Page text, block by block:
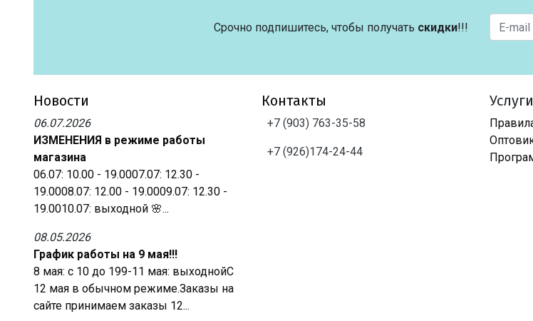
Срочно подпишитесь, чтобы получать скидки!!!
Новости
06.07.2026
ИЗМЕНЕНИЯ в режиме работы
магазина
06.07: 10.00 - 19.0007.07: 12.30 -
19.0008.07: 12.00 - 19.0009.07: 12.30 -
19.0010.07: выходной 🌸...
08.05.2026
График работы на 9 мая!!!
8 мая: с 10 до 199-11 мая: выходнойС
12 мая в обычном режиме.Заказы на
сайте принимаем заказы 12...
Контакты
+7 (903) 763-35-58
+7 (926)174-24-44
Услуги